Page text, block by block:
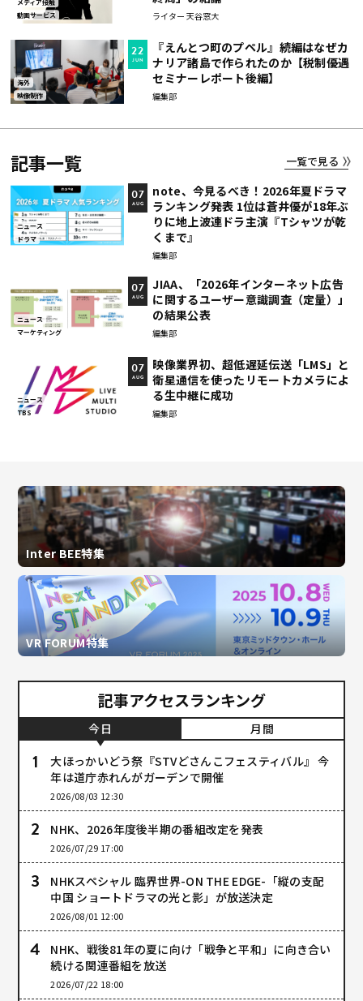
動画サービス
ライター 天谷窓大
海外
映像制作
『えんとつ町のプペル』続編はなぜカ
ナリア諸島で作られたのか【税制優遇
セミナーレポート後編】
編集部
22
JUN
記事一覧 一覧で見る
ニュース
ドラマ
note、今見るべき！2026年夏ドラマ
ランキング発表 1位は蒼井優が18年ぶ
りに地上波連ドラ主演『Tシャツが乾
くまで』
編集部
07
AUG
ニュース
マーケティング
JIAA、「2026年インターネット広告
に関するユーザー意識調査（定量）」
の結果公表
編集部
07
AUG
ニュース
TBS
映像業界初、超低遅延伝送「LMS」と
衛星通信を使ったリモートカメラによ
る生中継に成功
編集部
07
AUG
Inter BEE特集
VR FORUM特集
記事アクセスランキング
今日
月間
大ほっかいどう祭『STVどさんこフェスティバル』 今
年は道庁赤れんがガーデンで開催
2026/08/03 12:30
NHK、2026年度後半期の番組改定を発表
2026/07/29 17:00
NHKスペシャル 臨界世界-ON THE EDGE-「縦の支配
中国 ショートドラマの光と影」が放送決定
2026/08/01 12:00
NHK、戦後81年の夏に向け「戦争と平和」に向き合い
続ける関連番組を放送
2026/07/22 18:00